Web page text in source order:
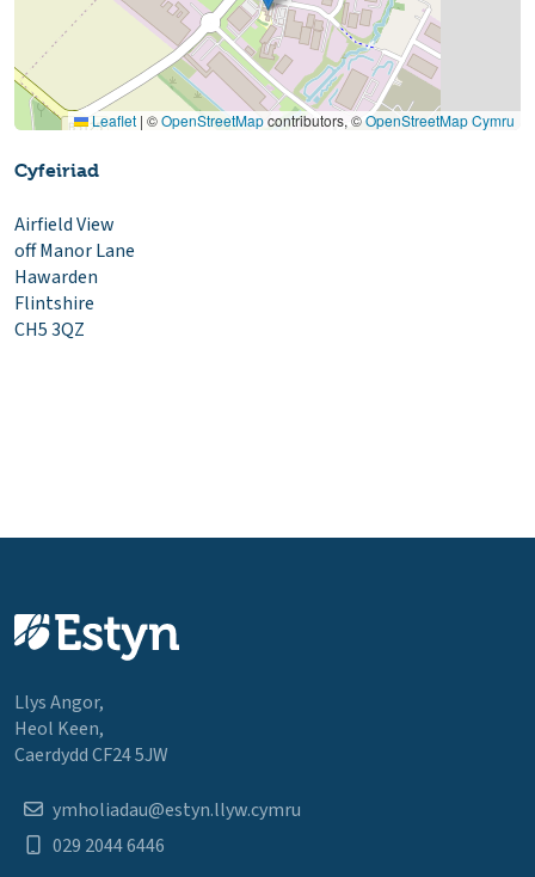
Leaflet | ©OpenStreetMapcontributors, ©OpenStreetMap Cymru
Cyfeiriad
Airfield View
off Manor Lane
Hawarden
Flintshire
CH5 3QZ
Llys Angor,
Heol Keen,
Caerdydd CF24 5JW
ymholiadau@estyn.llyw.cymru
029 2044 6446